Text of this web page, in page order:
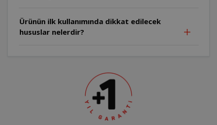
Ürünün ilk kullanımında dikkat edilecek
hususlar nelerdir?